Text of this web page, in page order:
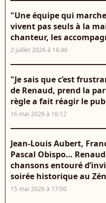
"Une équipe qui
vivent pas seuls à la
chanteur, les
2 juillet 2026 à 16:46
"Je sais que c’est
de Renaud, prend la
règle a fait réagir le
16 mai 2026 à 16:12
Jean-Louis Aubert,
Pascal Obispo…
chansons entouré
soirée historique au
15 mai 2026 à 17:00